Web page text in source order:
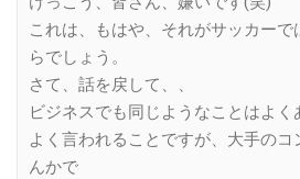
これは、もはや、それがサッカー
らでしょう。
さて、話を戻して、、
ビジネスでも同じようなことはよく
よく言われることですが、大手の
んかで